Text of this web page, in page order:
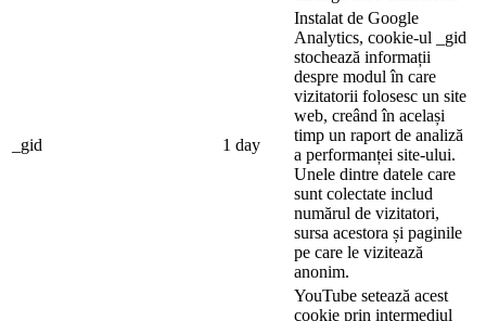
_gid 1 day
Instalat de Google
Analytics, cookie-ul _gid
stochează informații
despre modul în care
vizitatorii folosesc un site
web, creând în același
timp un raport de analiză
a performanței site-ului.
Unele dintre datele care
sunt colectate includ
numărul de vizitatori,
sursa acestora și paginile
pe care le vizitează
anonim.
YouTube setează acest
cookie prin intermediul